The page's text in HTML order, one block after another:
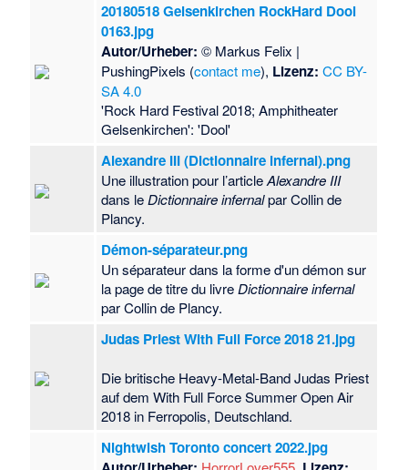
20180518 Gelsenkirchen RockHard Dool
0163.jpg
Autor/Urheber: © Markus Felix |
PushingPixels (contact me), Lizenz: CC BY-
SA 4.0
'Rock Hard Festival 2018; Amphitheater
Gelsenkirchen': 'Dool'
Alexandre III (Dictionnaire infernal).png
Une illustration pour l’articleAlexandre III
dans leDictionnaire infernalpar Collin de
Plancy.
Démon-séparateur.png
Un séparateur dans la forme d'un démon sur
la page de titre du livreDictionnaire infernal
par Collin de Plancy.
Judas Priest With Full Force 2018 21.jpg
Die britische Heavy-Metal-Band Judas Priest
auf dem With Full Force Summer Open Air
2018 in Ferropolis, Deutschland.
Nightwish Toronto concert 2022.jpg